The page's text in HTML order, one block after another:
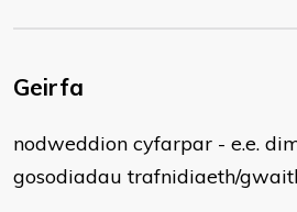
Geirfa
​nodweddion cyfarpar - e.e.
gosodiadau trafnidiaeth/